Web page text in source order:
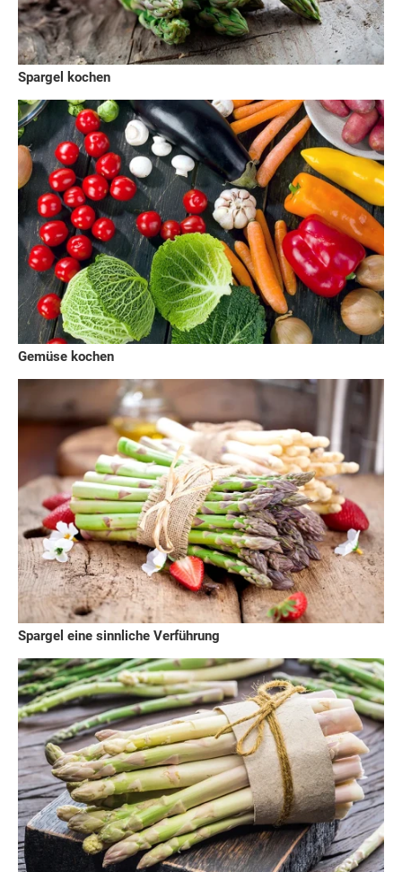
Spargel kochen
Gemüse kochen
Spargel eine sinnliche Verführung